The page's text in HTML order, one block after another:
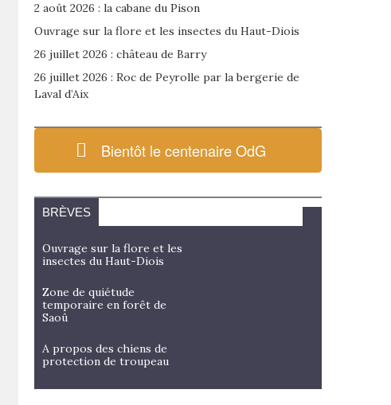
2 août 2026 : la cabane du Pison
Ouvrage sur la flore et les insectes du Haut-Diois
26 juillet 2026 : château de Barry
26 juillet 2026 : Roc de Peyrolle par la bergerie de
Laval d’Aix
Bientôt le centenaire OdG
BRÈVES
Ouvrage sur la flore et les
insectes du Haut-Diois
Zone de quiétude
temporaire en forêt de
Saoû
A propos des chiens de
protection de troupeau